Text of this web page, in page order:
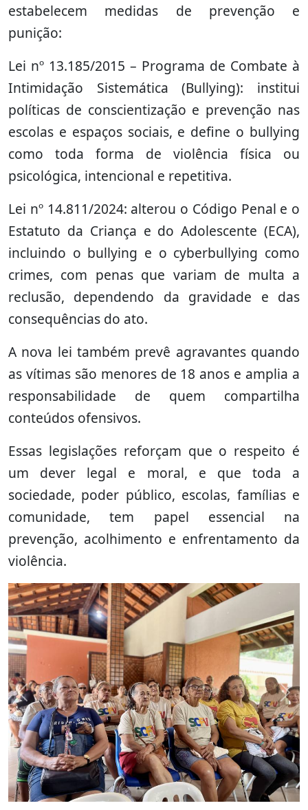
estabelecem medidas de prevenção e
punição:
Lei nº 13.185/2015 – Programa de Combate à
Intimidação Sistemática (Bullying): institui
políticas de conscientização e prevenção nas
escolas e espaços sociais, e define o bullying
como toda forma de violência física ou
psicológica, intencional e repetitiva.
Lei nº 14.811/2024: alterou o Código Penal e o
Estatuto da Criança e do Adolescente (ECA),
incluindo o bullying e o cyberbullying como
crimes, com penas que variam de multa a
reclusão, dependendo da gravidade e das
consequências do ato.
A nova lei também prevê agravantes quando
as vítimas são menores de 18 anos e amplia a
responsabilidade de quem compartilha
conteúdos ofensivos.
Essas legislações reforçam que o respeito é
um dever legal e moral, e que toda a
sociedade, poder público, escolas, famílias e
comunidade, tem papel essencial na
prevenção, acolhimento e enfrentamento da
violência.
Previous